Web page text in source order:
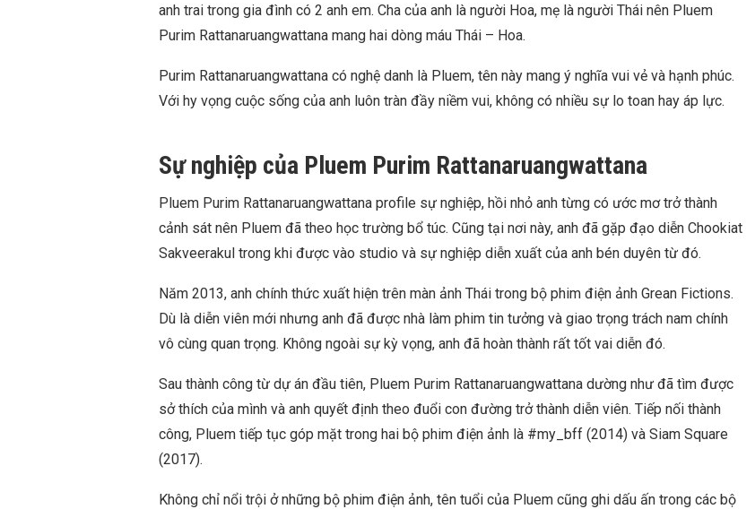
anh trai trong gia đình có 2 anh em. Cha của anh là người Hoa, mẹ là người Thái nên Pluem
Purim Rattanaruangwattana mang hai dòng máu Thái – Hoa.
Purim Rattanaruangwattana có nghệ danh là Pluem, tên này mang ý nghĩa vui vẻ và hạnh phúc.
Với hy vọng cuộc sống của anh luôn tràn đầy niềm vui, không có nhiều sự lo toan hay áp lực.
Sự nghiệp của Pluem Purim Rattanaruangwattana
Pluem Purim Rattanaruangwattana profile sự nghiệp, hồi nhỏ anh từng có ước mơ trở thành
cảnh sát nên Pluem đã theo học trường bổ túc. Cũng tại nơi này, anh đã gặp đạo diễn Chookiat
Sakveerakul trong khi được vào studio và sự nghiệp diễn xuất của anh bén duyên từ đó.
Năm 2013, anh chính thức xuất hiện trên màn ảnh Thái trong bộ phim điện ảnh Grean Fictions.
Dù là diễn viên mới nhưng anh đã được nhà làm phim tin tưởng và giao trọng trách nam chính
vô cùng quan trọng. Không ngoài sự kỳ vọng, anh đã hoàn thành rất tốt vai diễn đó.
Sau thành công từ dự án đầu tiên, Pluem Purim Rattanaruangwattana dường như đã tìm được
sở thích của mình và anh quyết định theo đuổi con đường trở thành diễn viên. Tiếp nối thành
công, Pluem tiếp tục góp mặt trong hai bộ phim điện ảnh là #my_bff (2014) và Siam Square
(2017).
Không chỉ nổi trội ở những bộ phim điện ảnh, tên tuổi của Pluem cũng ghi dấu ấn trong các bộ